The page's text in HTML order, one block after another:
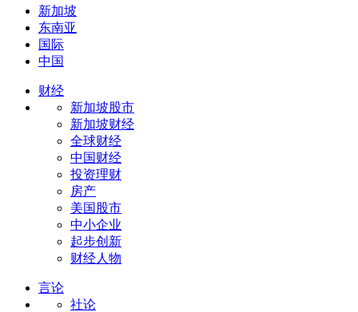
新加坡
东南亚
国际
中国
财经
新加坡股市
新加坡财经
全球财经
中国财经
投资理财
房产
美国股市
中小企业
起步创新
财经人物
言论
社论